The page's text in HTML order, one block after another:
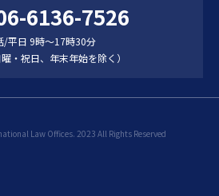
6136-7526
/平日 9時～17時30分
曜・祝日、年末年始を除く）
Law Offices. 2023 All Rights Reserved